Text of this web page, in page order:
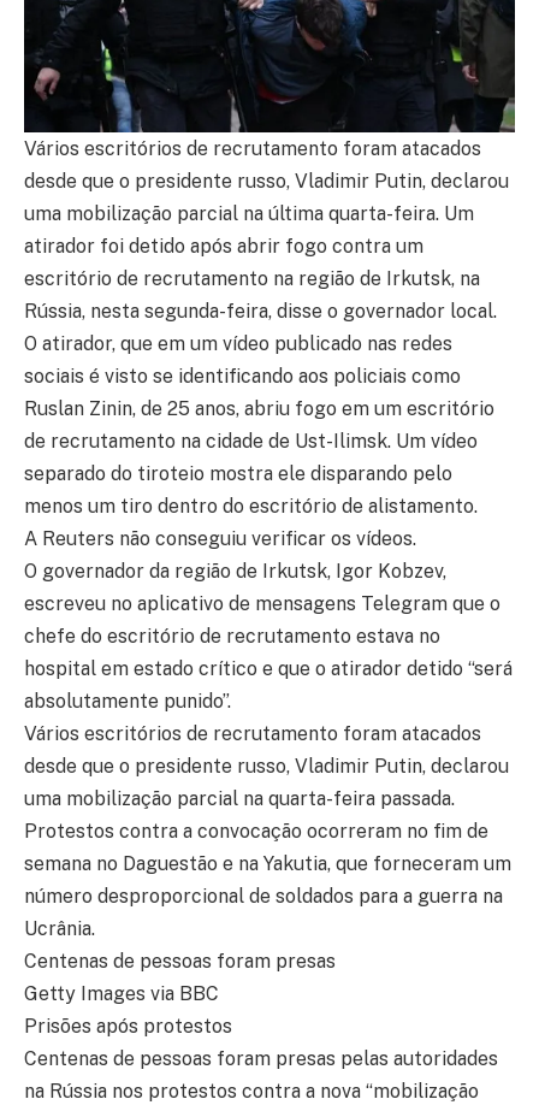
Vários escritórios de recrutamento foram atacados
desde que o presidente russo, Vladimir Putin, declarou
uma mobilização parcial na última quarta-feira. Um
atirador foi detido após abrir fogo contra um
escritório de recrutamento na região de Irkutsk, na
Rússia, nesta segunda-feira, disse o governador local.
O atirador, que em um vídeo publicado nas redes
sociais é visto se identificando aos policiais como
Ruslan Zinin, de 25 anos, abriu fogo em um escritório
de recrutamento na cidade de Ust-Ilimsk. Um vídeo
separado do tiroteio mostra ele disparando pelo
menos um tiro dentro do escritório de alistamento.
A Reuters não conseguiu verificar os vídeos.
O governador da região de Irkutsk, Igor Kobzev,
escreveu no aplicativo de mensagens Telegram que o
chefe do escritório de recrutamento estava no
hospital em estado crítico e que o atirador detido “será
absolutamente punido”.
Vários escritórios de recrutamento foram atacados
desde que o presidente russo, Vladimir Putin, declarou
uma mobilização parcial na quarta-feira passada.
Protestos contra a convocação ocorreram no fim de
semana no Daguestão e na Yakutia, que forneceram um
número desproporcional de soldados para a guerra na
Ucrânia.
Centenas de pessoas foram presas
Getty Images via BBC
Prisões após protestos
Centenas de pessoas foram presas pelas autoridades
na Rússia nos protestos contra a nova “mobilização